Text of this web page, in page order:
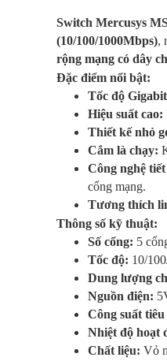
Switch Mercusys
(10/100/1000Mbps),
rộng mạng có dây
Đặc điểm nổi bật:
Tốc độ
Hiệu suất cao:
Thiết kế nhỏ
Cắm là chạy:
Công nghệ
cổng mạng.
Tương thích
Thông số kỹ thuật:
Số cổng: 5
Tốc độ: 10/
Dung lượng
Nguồn điện:
Công suất
Nhiệt độ hoạt
Chất liệu: Vỏ